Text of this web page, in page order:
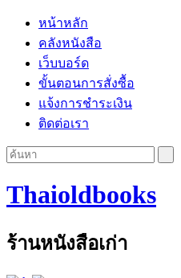
หน้าหลัก
คลังหนังสือ
เว็บบอร์ด
ขั้นตอนการสั่งซื้อ
แจ้งการชำระเงิน
ติดต่อเรา
Thaioldbooks
ร้านหนังสือเก่า